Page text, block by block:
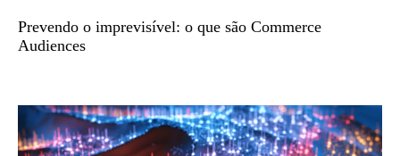
Prevendo o imprevisível: o que são Commerce
Audiences